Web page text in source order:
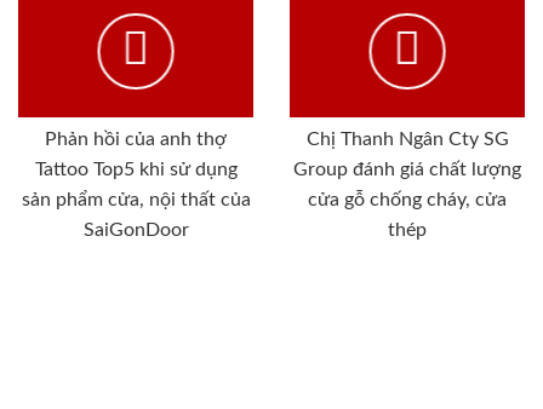
Phản hồi của anh thợ
Tattoo Top5 khi sử dụng
sản phẩm cửa, nội thất của
SaiGonDoor
Chị Thanh Ngân Cty SG
Group đánh giá chất lượng
cửa gỗ chống cháy, cửa
thép